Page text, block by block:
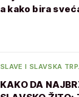
a kako bira
SLAVE I SLAVSKA
KAKO DA